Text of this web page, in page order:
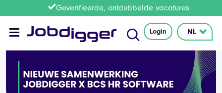
Geverifieerde, ontdubbelde vacatures
Login